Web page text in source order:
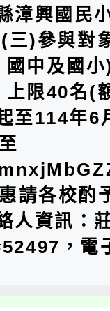
漳興國民
三)參與對
國中及國
上限40名(
至114年6
請各校酌
人資訊：
，電